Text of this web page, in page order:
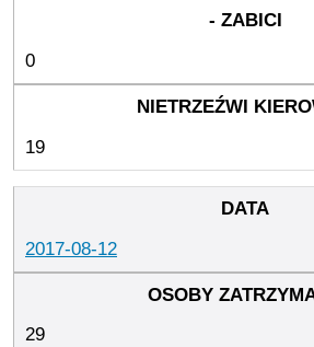
0
19
2017-08-12
29